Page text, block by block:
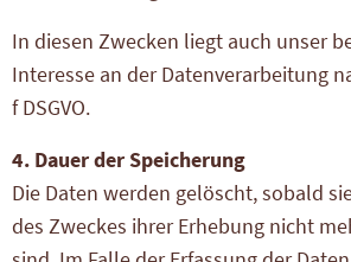
In diesen Zwecken liegt auch unser
Interesse an der Datenverarbeitung
f DSGVO.
4. Dauer der Speicherung
Die Daten werden gelöscht, sobald
des Zweckes ihrer Erhebung nicht